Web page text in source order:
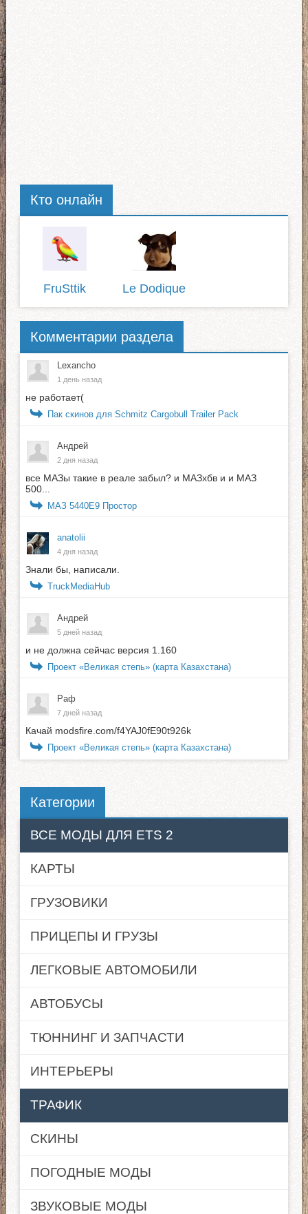
Кто онлайн
FruSttik Le Dodique
Комментарии раздела
Lexancho
1 день назад
не работает(
Пак скинов для Schmitz Cargobull Trailer Pack
Андрей
2 дня назад
все МАЗы такие в реале забыл? и МАЗхбв и и МАЗ
500...
МАЗ 5440E9 Простор
anatolii
4 дня назад
Знали бы, написали.
TruckMediaHub
Андрей
5 дней назад
и не должна сейчас версия 1.160
Проект «Великая степь» (карта Казахстана)
Раф
7 дней назад
Качай modsfire.com/f4YAJ0fE90t926k
Проект «Великая степь» (карта Казахстана)
Категории
ВСЕ МОДЫ ДЛЯ ETS 2
КАРТЫ
ГРУЗОВИКИ
ПРИЦЕПЫ И ГРУЗЫ
ЛЕГКОВЫЕ АВТОМОБИЛИ
АВТОБУСЫ
ТЮННИНГ И ЗАПЧАСТИ
ИНТЕРЬЕРЫ
ТРАФИК
СКИНЫ
ПОГОДНЫЕ МОДЫ
ЗВУКОВЫЕ МОДЫ